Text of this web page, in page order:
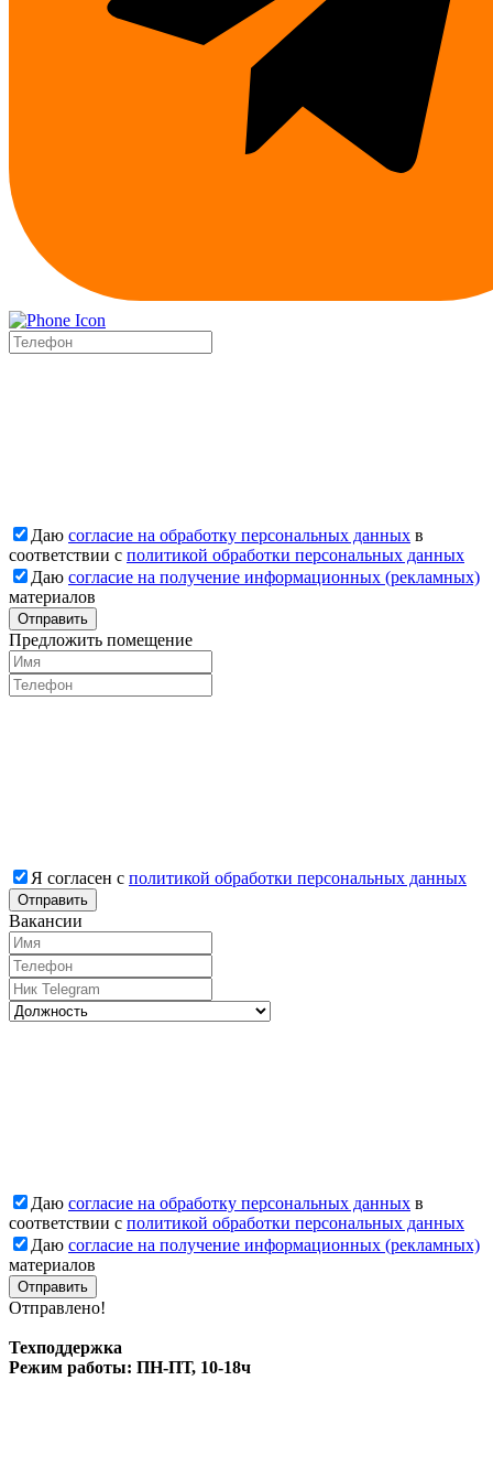
Даю согласие на обработку персональных данных в
соответствии с политикой обработки персональных данных
Даю согласие на получение информационных (рекламных)
материалов
Отправить
Предложить помещение
Я согласен с политикой обработки персональных данных
Отправить
Вакансии
Даю согласие на обработку персональных данных в
соответствии с политикой обработки персональных данных
Даю согласие на получение информационных (рекламных)
материалов
Отправлено!
Техподдержка
Режим работы: ПН-ПТ, 10-18ч